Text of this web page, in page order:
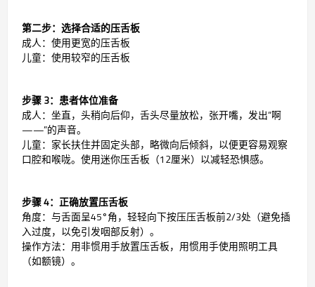
第二步：选择合适的压舌板
成人：使用更宽的压舌板
儿童：使用较窄的压舌板
步骤 3：患者体位准备
成人：坐直，头稍向后仰，舌头尽量放松，张开嘴，发出“啊
——”的声音。
儿童：家长扶住并固定头部，略微向后倾斜，以便更容易观察
口腔和喉咙。使用迷你压舌板（12厘米）以减轻恐惧感。
步骤 4：正确放置压舌板
角度：与舌面呈45°角，轻轻向下按压压舌板前2/3处（避免插
入过度，以免引发咽部反射）。
操作方法：用非惯用手放置压舌板，用惯用手使用照明工具
（如额镜）。